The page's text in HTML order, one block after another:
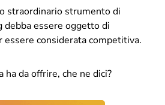
straordinario strumento di
essere oggetto di
considerata competitiva.
ha da offrire, che ne dici?